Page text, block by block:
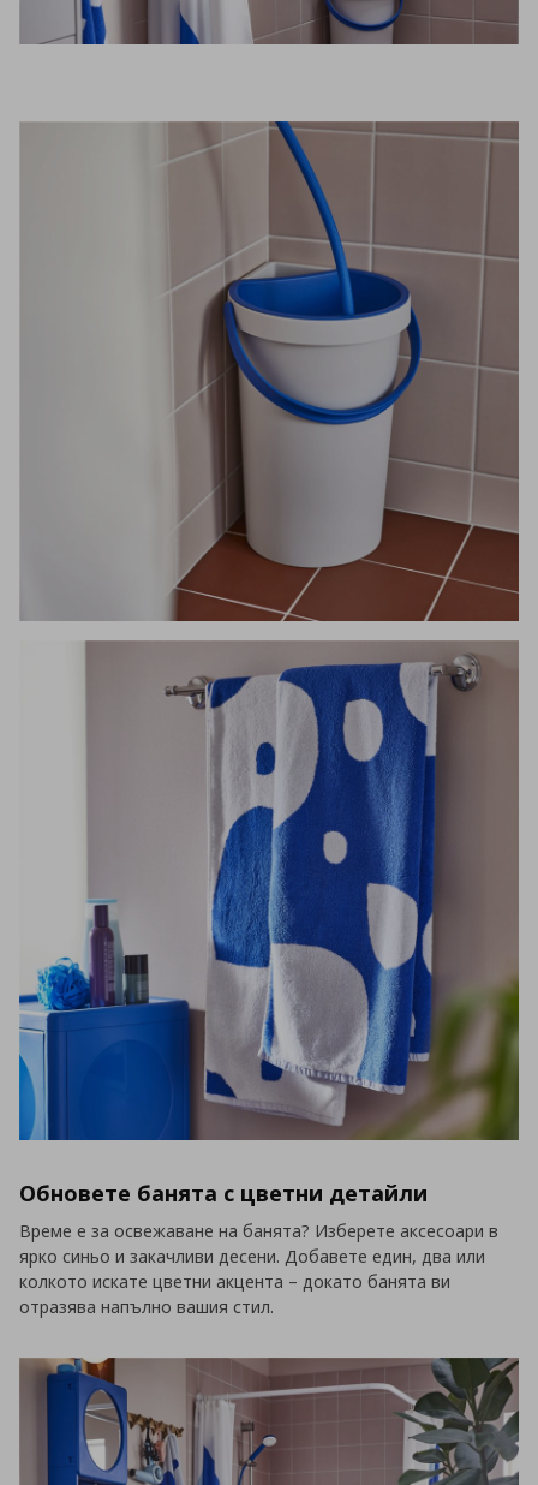
Обновете банята с цветни детайли
Време е за освежаване на банята? Изберете аксесоари в
ярко синьо и закачливи десени. Добавете един, два или
колкото искате цветни акцента – докато банята ви
отразява напълно вашия стил.